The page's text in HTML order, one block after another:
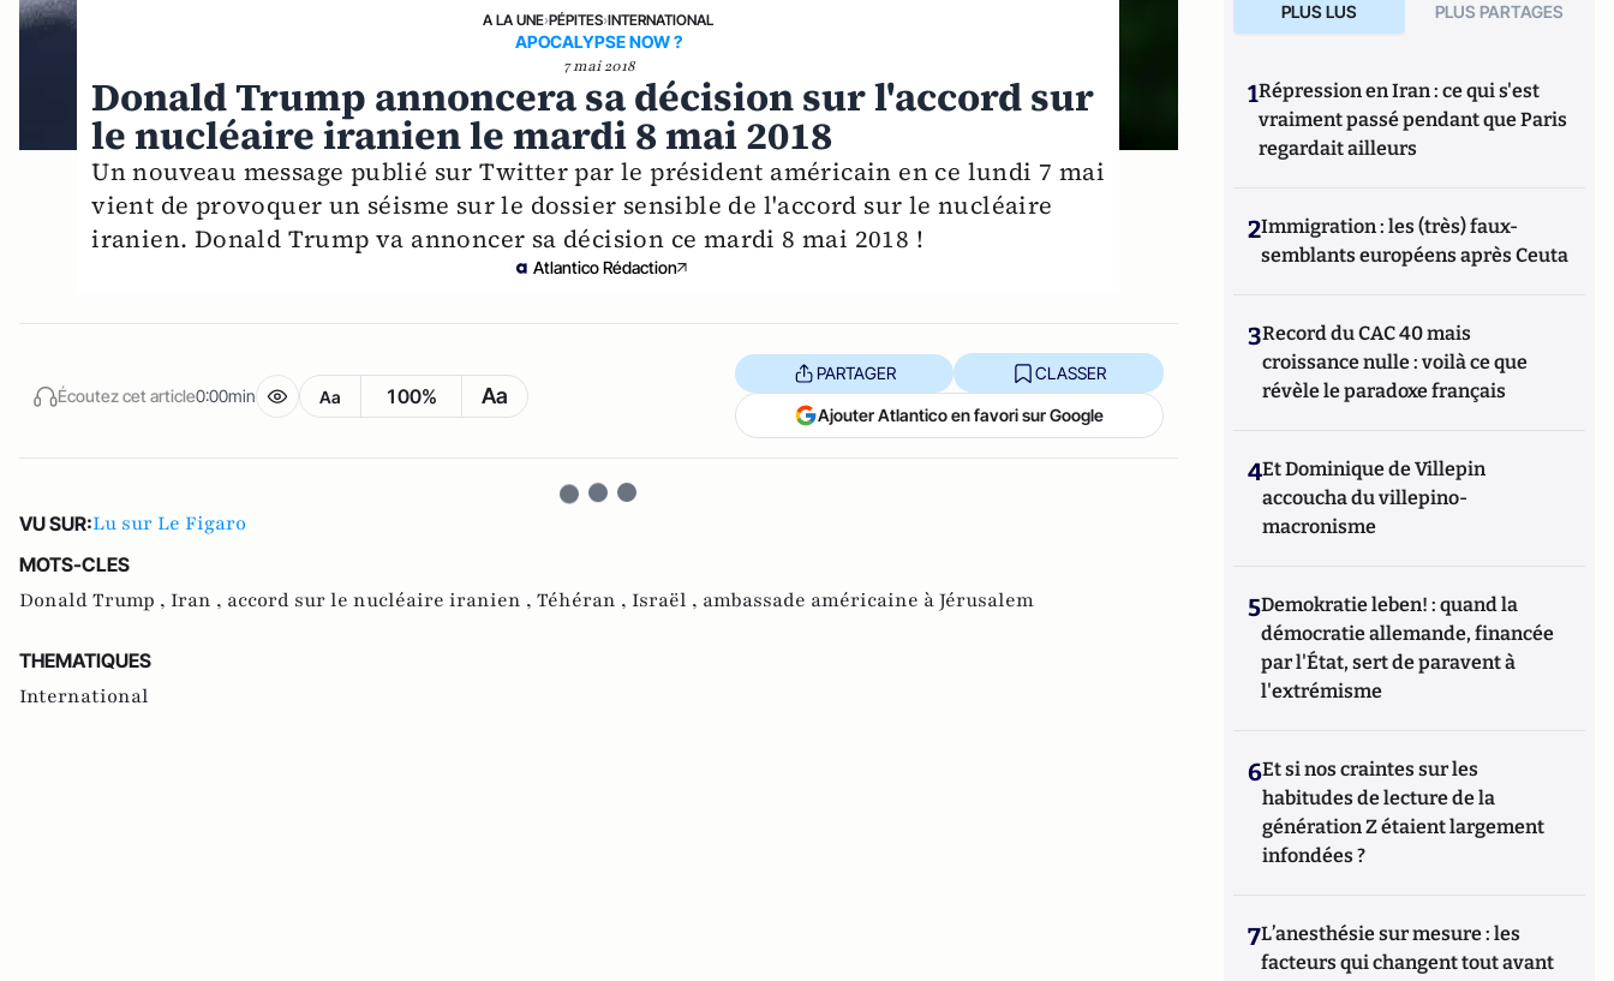
A LA UNE›PÉPITES›INTERNATIONAL
APOCALYPSE NOW ?
7 mai 2018
Donald Trump annoncera sa décision sur l'accord sur
le nucléaire iranien le mardi 8 mai 2018
Un nouveau message publié sur Twitter par le président américain en ce lundi 7 mai
vient de provoquer un séisme sur le dossier sensible de l'accord sur le nucléaire
iranien. Donald Trump va annoncer sa décision ce mardi 8 mai 2018 !
Atlantico Rédaction
Écoutez cet article0:00min Aa 100% Aa
PARTAGER CLASSER
Ajouter Atlantico en favori sur Google
VU SUR:Lu sur Le Figaro
MOTS-CLES
Donald Trump , Iran , accord sur le nucléaire iranien , Téhéran , Israël , ambassade américaine à Jérusalem
THEMATIQUES
International
PLUS LUS PLUS PARTAGES
1Répression en Iran : ce qui s'est
vraiment passé pendant que Paris
regardait ailleurs
2Immigration : les (très) faux-
semblants européens après Ceuta
3Record du CAC 40 mais
croissance nulle : voilà ce que
révèle le paradoxe français
4Et Dominique de Villepin
accoucha du villepino-
macronisme
5Demokratie leben! : quand la
démocratie allemande, financée
par l'État, sert de paravent à
l'extrémisme
6Et si nos craintes sur les
habitudes de lecture de la
génération Z étaient largement
infondées ?
7L’anesthésie sur mesure : les
facteurs qui changent tout avant